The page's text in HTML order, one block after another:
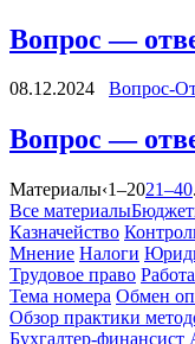
Вопрос —
08.12.2024 Вопрос-
Вопрос —
Материалы‹1–2021–40
Все материалы
Казначейство
Мнение Налоги
Трудовое право
Тема номера Обмен
Обзор практики
Бухгалтер-финансист